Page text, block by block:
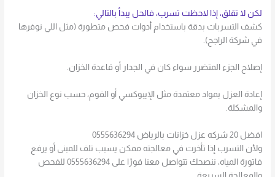
لكن لا تقلق، إذا لاحظت تسرب، فالحل يبدأ بالتالي:
كشف التسربات بدقة باستخدام أدوات فحص متطورة (مثل اللي نوفرها
في شركة الراجح).
إصلاح الجزء المتضرر سواء كان في الجدار أو قاعدة الخزان.
إعادة العزل بمواد معتمدة مثل الإيبوكسي أو الفوم، حسب نوع الخزان
والمشكلة.
افضل 20 شركه عزل خزانات بالرياض 0555636294
ولأن التسرب إذا تأخرت في معالجته ممكن يسبب تلف للمبنى أو يرفع
فاتورة المياه، ننصحك تتواصل معنا فورًا على 0555636294 للفحص